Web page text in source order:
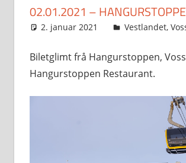
02.01.2021 –
2. januar 2021 Svein
Vestlandet,
Biletglimt frå Hangurstoppen,
Hangurstoppen Restaurant.